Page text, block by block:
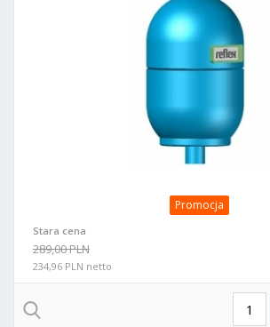
Promocja
Stara cena
289,00 PLN
234,96 PLN netto